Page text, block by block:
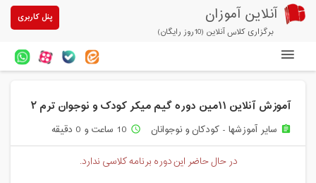
آنلاین آموزان
برگزاری کلاس آنلاین (10روز رایگان)
پنل کاربری
آزمون های آنلاین
خرید سرویس کلاس آنلاین
آموزش آنلاین ۱۱مین دوره گیم میکر کودک و نوجوان ترم ۲
assignment سایر آموزشها - کودکان و نوجوانان access_time 10 ساعت و 0 دقیقه
در حال حاضر این دوره برنامه کلاسی ندارد.